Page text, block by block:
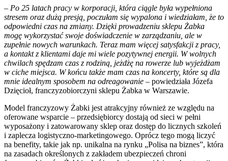
– Po 25 latach pracy w korporacji, która ciągle była wypełniona
stresem oraz dużą presją, poczułam się wypalona i wiedziałam, że to
odpowiedni czas na zmiany. Dzięki prowadzeniu sklepu Żabka
mogę wykorzystać swoje doświadczenie w zarządzaniu, ale w
zupełnie nowych warunkach. Teraz mam więcej satysfakcji z pracy,
a kontakt z klientami daje mi wiele pozytywnej energii. W wolnych
chwilach spędzam czas z rodziną, jeżdżę na rowerze lub wyjeżdżam
w ciche miejsca. W końcu także mam czas na koncerty, które są dla
mnie idealnym sposobem na odreagowanie – powiedziała Józefa
Dzięcioł, franczyzobiorczyni sklepu Żabka w Warszawie.
Model franczyzowy Żabki jest atrakcyjny również ze względu na
oferowane wsparcie – przedsiębiorcy dostają od sieci w pełni
wyposażony i zatowarowany sklep oraz dostęp do licznych szkoleń
i zaplecza logistyczno-marketingowego. Oprócz tego mogą liczyć
na benefity, takie jak np. unikalna na rynku „Polisa na biznes”, która
na zasadach określonych z zakładem ubezpieczeń chroni